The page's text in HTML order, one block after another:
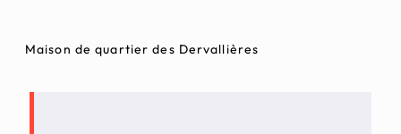
Maison de quartier des Dervallières